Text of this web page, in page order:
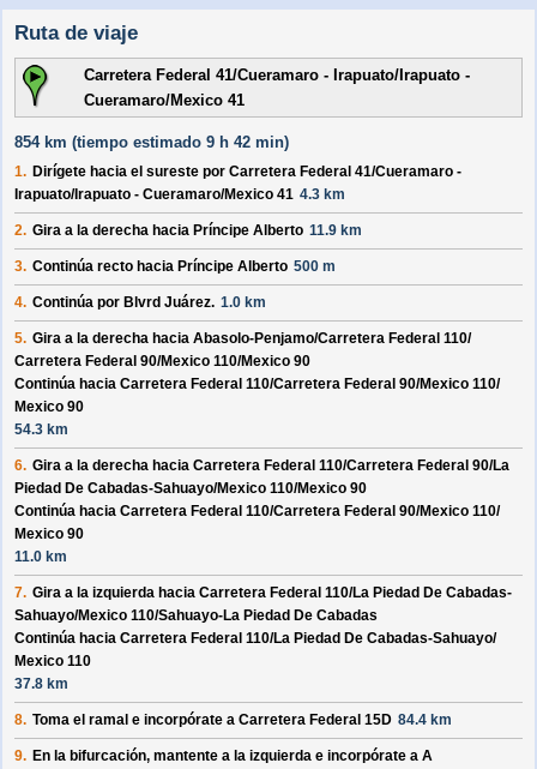
Ruta de viaje
Carretera Federal 41/Cueramaro - Irapuato/Irapuato -
Cueramaro/Mexico 41
854 km (tiempo estimado 9 h 42 min)
1. Dirígete hacia el sureste por Carretera Federal 41/Cueramaro -
Irapuato/Irapuato - Cueramaro/Mexico 41 4.3 km
2. Gira a la derecha hacia Príncipe Alberto 11.9 km
3. Continúa recto hacia Príncipe Alberto 500 m
4. Continúa por Blvrd Juárez. 1.0 km
5. Gira a la derecha hacia Abasolo-Penjamo/Carretera Federal 110/
Carretera Federal 90/Mexico 110/Mexico 90
Continúa hacia Carretera Federal 110/Carretera Federal 90/Mexico 110/
Mexico 90
54.3 km
6. Gira a la derecha hacia Carretera Federal 110/Carretera Federal 90/La
Piedad De Cabadas-Sahuayo/Mexico 110/Mexico 90
Continúa hacia Carretera Federal 110/Carretera Federal 90/Mexico 110/
Mexico 90
11.0 km
7. Gira a la izquierda hacia Carretera Federal 110/La Piedad De Cabadas-
Sahuayo/Mexico 110/Sahuayo-La Piedad De Cabadas
Continúa hacia Carretera Federal 110/La Piedad De Cabadas-Sahuayo/
Mexico 110
37.8 km
8. Toma el ramal e incorpórate a Carretera Federal 15D 84.4 km
9. En la bifurcación, mantente a la izquierda e incorpórate a A